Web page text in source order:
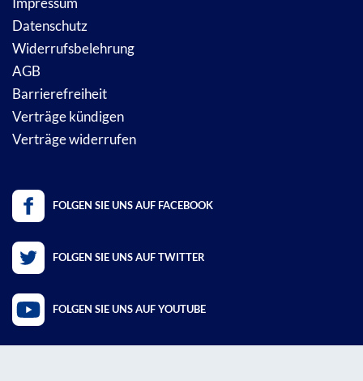
Datenschutz
Widerrufsbelehrung
AGB
Barrierefreiheit
Verträge kündigen
Verträge widerrufen
FOLGEN SIE UNS AUF FACEBOOK
FOLGEN SIE UNS AUF TWITTER
FOLGEN SIE UNS AUF YOUTUBE